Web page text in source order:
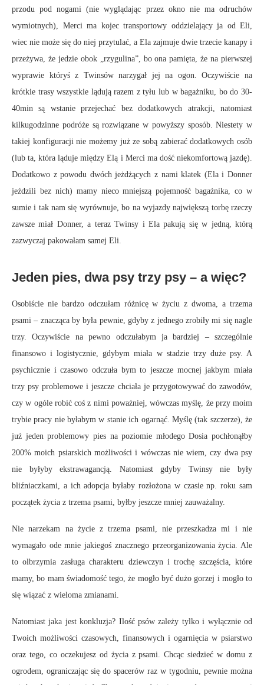
przodu pod nogami (nie wyglądając przez okno nie ma odruchów
wymiotnych), Merci ma kojec transportowy oddzielający ja od Eli,
wiec nie może się do niej przytulać, a Ela zajmuje dwie trzecie kanapy i
przeżywa, że jedzie obok „rzygulina”, bo ona pamięta, że na pierwszej
wyprawie któryś z Twinsów narzygał jej na ogon. Oczywiście na
krótkie trasy wszystkie lądują razem z tyłu lub w bagażniku, bo do 30-
40min są wstanie przejechać bez dodatkowych atrakcji, natomiast
kilkugodzinne podróże są rozwiązane w powyższy sposób. Niestety w
takiej konfiguracji nie możemy już ze sobą zabierać dodatkowych osób
(lub ta, która ląduje między Elą i Merci ma dość niekomfortową jazdę).
Dodatkowo z powodu dwóch jeżdżących z nami klatek (Ela i Donner
jeździli bez nich) mamy nieco mniejszą pojemność bagażnika, co w
sumie i tak nam się wyrównuje, bo na wyjazdy największą torbę rzeczy
zawsze miał Donner, a teraz Twinsy i Ela pakują się w jedną, którą
zazwyczaj pakowałam samej Eli.
Jeden pies, dwa psy trzy psy – a więc?
Osobiście nie bardzo odczułam różnicę w życiu z dwoma, a trzema
psami – znacząca by była pewnie, gdyby z jednego zrobiły mi się nagle
trzy. Oczywiście na pewno odczułabym ja bardziej – szczególnie
finansowo i logistycznie, gdybym miała w stadzie trzy duże psy. A
psychicznie i czasowo odczuła bym to jeszcze mocnej jakbym miała
trzy psy problemowe i jeszcze chciała je przygotowywać do zawodów,
czy w ogóle robić coś z nimi poważniej, wówczas myślę, że przy moim
trybie pracy nie byłabym w stanie ich ogarnąć. Myślę (tak szczerze), że
już jeden problemowy pies na poziomie młodego Dosia pochłonąłby
200% moich psiarskich możliwości i wówczas nie wiem, czy dwa psy
nie byłyby ekstrawagancją. Natomiast gdyby Twinsy nie były
bliźniaczkami, a ich adopcja byłaby rozłożona w czasie np. roku sam
początek życia z trzema psami, byłby jeszcze mniej zauważalny.
Nie narzekam na życie z trzema psami, nie przeszkadza mi i nie
wymagało ode mnie jakiegoś znacznego przeorganizowania życia. Ale
to olbrzymia zasługa charakteru dziewczyn i trochę szczęścia, które
mamy, bo mam świadomość tego, że mogło być dużo gorzej i mogło to
się wiązać z wieloma zmianami.
Natomiast jaka jest konkluzja? Ilość psów zależy tylko i wyłącznie od
Twoich możliwości czasowych, finansowych i ogarnięcia w psiarstwo
oraz tego, co oczekujesz od życia z psami. Chcąc siedzieć w domu z
ogrodem, ograniczając się do spacerów raz w tygodniu, pewnie można